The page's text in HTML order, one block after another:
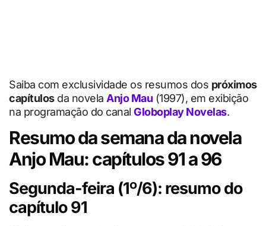
Saiba com exclusividade os resumos dos próximos
capítulosda novela Anjo Mau (1997), em exibição
na programação do canal Globoplay Novelas.
Resumo da semana da novela
Anjo Mau: capítulos 91 a 96
Segunda-feira (1º/6): resumo do
capítulo 91